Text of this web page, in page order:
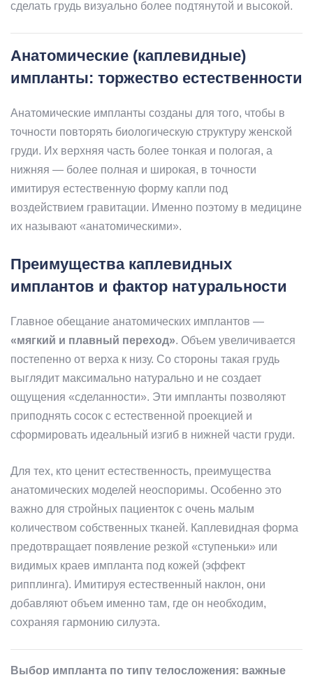
сделать грудь визуально более подтянутой и высокой.
Анатомические (каплевидные)
импланты: торжество естественности
Анатомические импланты созданы для того, чтобы в
точности повторять биологическую структуру женской
груди. Их верхняя часть более тонкая и пологая, а
нижняя — более полная и широкая, в точности
имитируя естественную форму капли под
воздействием гравитации. Именно поэтому в медицине
их называют «анатомическими».
Преимущества каплевидных
имплантов и фактор натуральности
Главное обещание анатомических имплантов —
«мягкий и плавный переход». Объем увеличивается
постепенно от верха к низу. Со стороны такая грудь
выглядит максимально натурально и не создает
ощущения «сделанности». Эти импланты позволяют
приподнять сосок с естественной проекцией и
сформировать идеальный изгиб в нижней части груди.
Для тех, кто ценит естественность, преимущества
анатомических моделей неоспоримы. Особенно это
важно для стройных пациенток с очень малым
количеством собственных тканей. Каплевидная форма
предотвращает появление резкой «ступеньки» или
видимых краев импланта под кожей (эффект
рипплинга). Имитируя естественный наклон, они
добавляют объем именно там, где он необходим,
сохраняя гармонию силуэта.
Выбор импланта по типу телосложения: важные